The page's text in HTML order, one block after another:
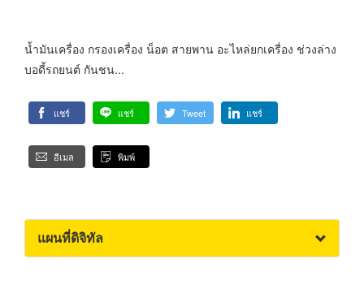
น้ำมันเครื่อง กรองเครื่อง น็อต สายพาน อะไหล่ยกเครื่อง ช่วงล่าง
บอดี้รถยนต์ กันชน...
แชร์ แชร์ Tweet แชร์
อีเมล พิมพ์
แผนที่ดิจิทัล